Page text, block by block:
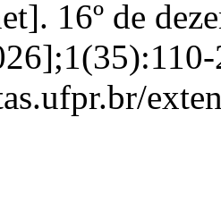
16º de